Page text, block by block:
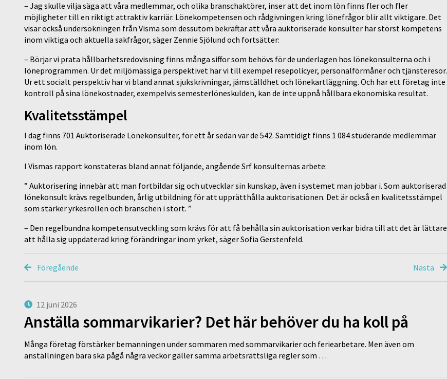
– Jag skulle vilja säga att våra medlemmar, och olika branschaktörer, inser att det inom lön finns fler och fler
möjligheter till en riktigt attraktiv karriär. Lönekompetensen och rådgivningen kring lönefrågor blir allt viktigare. Det
visar också undersökningen från Visma som dessutom bekräftar att våra auktoriserade konsulter har störst kompetens
inom viktiga och aktuella sakfrågor, säger Zennie Sjölund och fortsätter:
– Börjar vi prata hållbarhetsredovisning finns många siffor som behövs för de underlagen hos lönekonsulterna och i
löneprogrammen. Ur det miljömässiga perspektivet har vi till exempel resepolicyer, personalförmåner och tjänsteresor.
Ur ett socialt perspektiv har vi bland annat sjukskrivningar, jämställdhet och lönekartläggning. Och har ett företag inte
kontroll på sina lönekostnader, exempelvis semesterlöneskulden, kan de inte uppnå hållbara ekonomiska resultat.
Kvalitetsstämpel
I dag finns 701 Auktoriserade Lönekonsulter, för ett år sedan var de 542. Samtidigt finns 1 084 studerande medlemmar
inom lön.
I Vismas rapport konstateras bland annat följande, angående Srf konsulternas arbete:
” Auktorisering innebär att man fortbildar sig och utvecklar sin kunskap, även i systemet man jobbar i. Som auktoriserad
lönekonsult krävs regelbunden, årlig utbildning för att upprätthålla auktorisationen. Det är också en kvalitetsstämpel
som stärker yrkesrollen och branschen i stort. ”
– Den regelbundna kompetensutveckling som krävs för att få behålla sin auktorisation verkar bidra till att det är lättare
att hålla sig uppdaterad kring förändringar inom yrket, säger Sofia Gerstenfeld.
Föregående Nästa
12 juni 2026
Anställa sommarvikarier? Det här behöver du ha koll på
Många företag förstärker bemanningen under sommaren med sommarvikarier och feriearbetare. Men även om
anställningen bara ska pågå några veckor gäller samma arbetsrättsliga regler som …